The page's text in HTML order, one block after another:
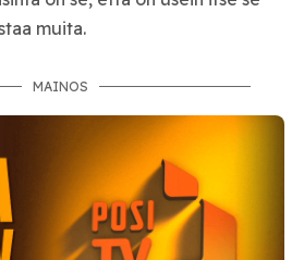
muita.
MAINOS